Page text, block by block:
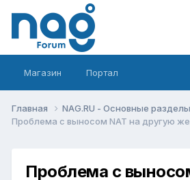
Магазин Портал
Главная NAG.RU - Основные разделы
Проблема с выносом NAT на другую
Проблема с